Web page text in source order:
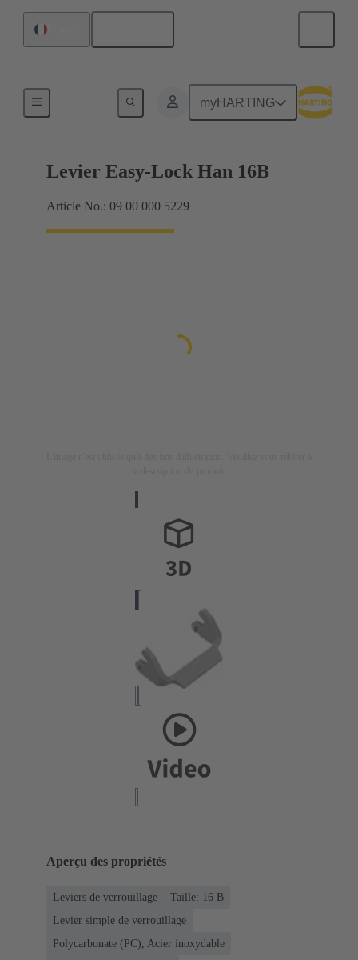
myHARTING
Systèmes de verrouillage
Levier Easy-Lock Han 16B
Article No.: 09 00 000 5229
Aperçu des propriétés
Leviers de verrouillage
Taille: 16 B
Levier simple de verrouillage
Polycarbonate (PC), Acier inoxydable